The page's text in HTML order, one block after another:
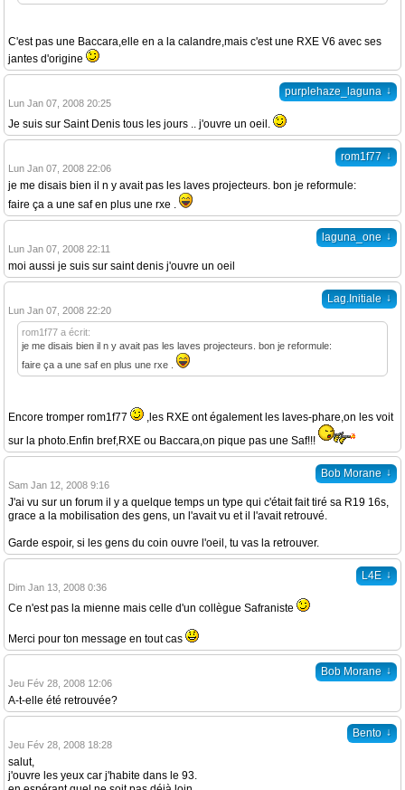
C'est pas une Baccara,elle en a la calandre,mais c'est une RXE V6 avec ses
jantes d'origine
purplehaze_laguna ↓
Lun Jan 07, 2008 20:25
Je suis sur Saint Denis tous les jours .. j'ouvre un oeil.
rom1f77 ↓
Lun Jan 07, 2008 22:06
je me disais bien il n y avait pas les laves projecteurs. bon je reformule:
faire ça a une saf en plus une rxe .
laguna_one ↓
Lun Jan 07, 2008 22:11
moi aussi je suis sur saint denis j'ouvre un oeil
Lag.Initiale ↓
Lun Jan 07, 2008 22:20
rom1f77 a écrit:
je me disais bien il n y avait pas les laves projecteurs. bon je reformule:
faire ça a une saf en plus une rxe .
Encore tromper rom1f77
,les RXE ont également les laves-phare,on les voit
sur la photo.Enfin bref,RXE ou Baccara,on pique pas une Saf!!!
Bob Morane ↓
Sam Jan 12, 2008 9:16
J'ai vu sur un forum il y a quelque temps un type qui c'était fait tiré sa R19 16s,
grace a la mobilisation des gens, un l'avait vu et il l'avait retrouvé.
Garde espoir, si les gens du coin ouvre l'oeil, tu vas la retrouver.
L4E ↓
Dim Jan 13, 2008 0:36
Ce n'est pas la mienne mais celle d'un collègue Safraniste
Merci pour ton message en tout cas
Bob Morane ↓
Jeu Fév 28, 2008 12:06
A-t-elle été retrouvée?
Bento ↓
Jeu Fév 28, 2008 18:28
salut,
j'ouvre les yeux car j'habite dans le 93.